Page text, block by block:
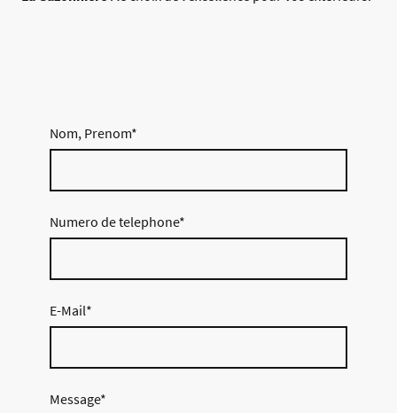
Nom, Prenom*
Numero de telephone*
E-Mail*
Message*